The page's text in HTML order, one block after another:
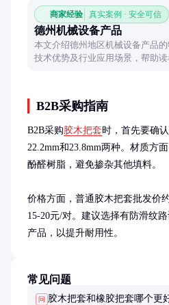
商家经验 真实案例 · 安全可信
德州机械设备产品
本文介绍德州地区机械设备产品
技术优势及行业应用场景，帮助
B2B采购指南
B2B采购胶木把套时，首先要确
22.2mm和23.8mm两种。材质方
酚醛树脂，避免掺杂其他填料。
价格方面，普通胶木把套批发价
15-20元/对。建议选择有防滑纹
产品，以提升耐用性。
常见问题
问 胶木把套和橡胶把套哪个更